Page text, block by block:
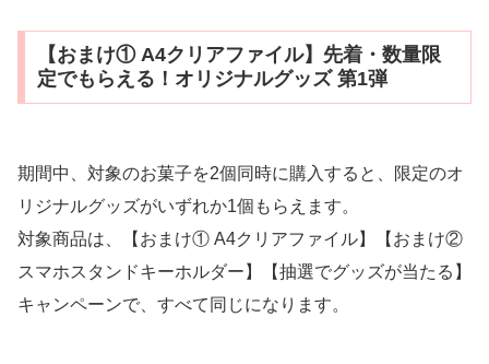
【おまけ① A4クリアファイル】先着・数量限
定でもらえる！オリジナルグッズ 第1弾
期間中、対象のお菓子を2個同時に購入すると、限定のオ
リジナルグッズがいずれか1個もらえます。
対象商品は、【おまけ① A4クリアファイル】【おまけ②
スマホスタンドキーホルダー】【抽選でグッズが当たる】
キャンペーンで、すべて同じになります。